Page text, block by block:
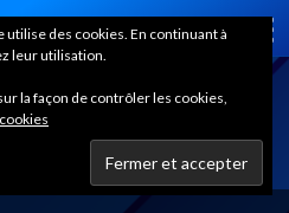
Home des cookies. En continuant à
leur utilisation.
la façon de contrôler les cookies,